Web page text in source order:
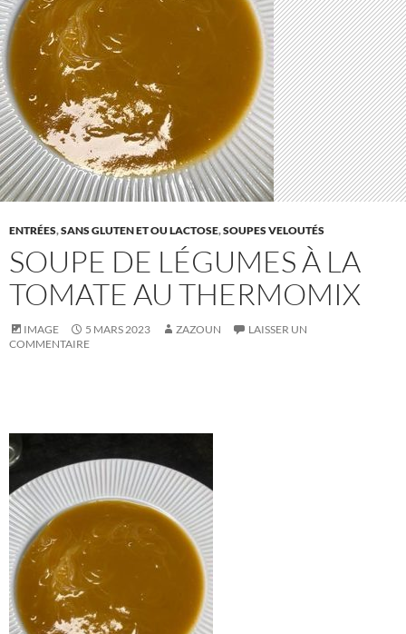
ENTRÉES,SANS GLUTEN ET OU LACTOSE,SOUPES VELOUTÉS
SOUPE DE LÉGUMES À LA
TOMATE AU THERMOMIX
IMAGE 5 MARS 2023 ZAZOUN
LAISSER UN
COMMENTAIRE